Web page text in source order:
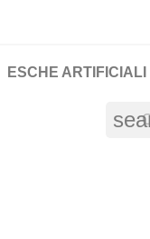
ESCHE ARTIFICIALI